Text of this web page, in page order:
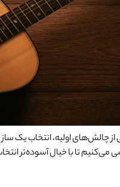
اولیه، انتخاب یک ساز
می‌کنیم تا با خیال آسوده‌تر